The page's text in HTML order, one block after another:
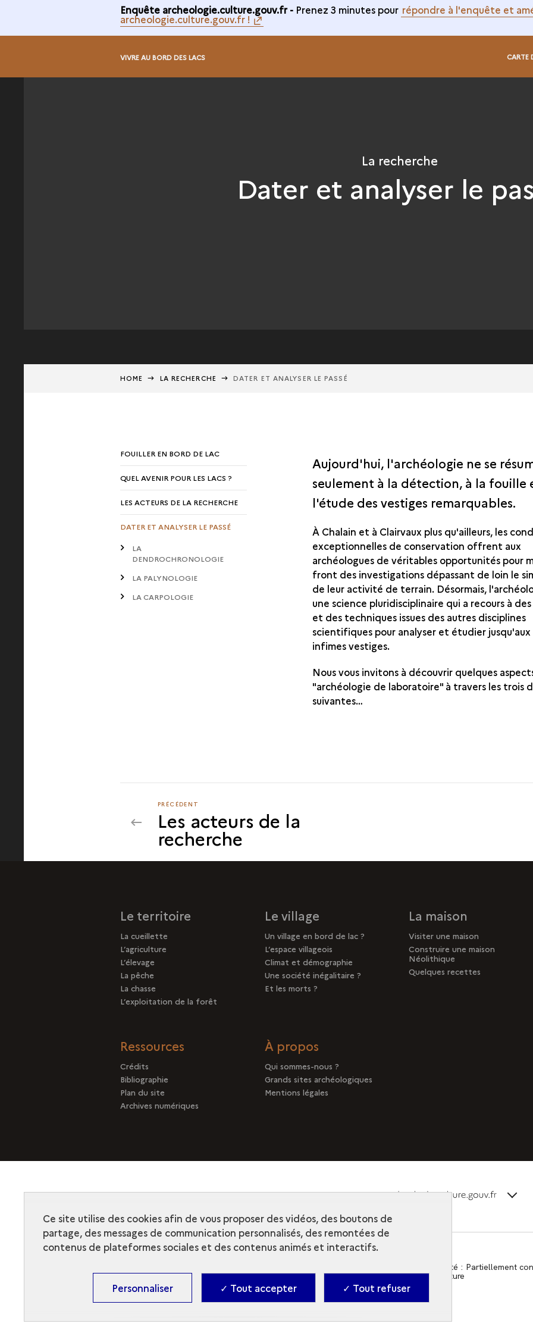
Enquête archeologie.culture.gouv.fr - Prenez 3 minutes pour répondre à l'enquête et
archeologie.culture.gouv.fr !
VIVRE AU BORD DES LACS CARTE
La recherche
Dater et analyser le
HOME LA RECHERCHE DATER ET ANALYSER LE PASSÉ
FOUILLER EN BORD DE LAC
QUEL AVENIR POUR LES LACS ?
LES ACTEURS DE LA RECHERCHE
DATER ET ANALYSER LE PASSÉ
LA
DENDROCHRONOLOGIE
LA PALYNOLOGIE
LA CARPOLOGIE
Aujourd'hui, l'archéologie ne se
seulement à la détection, à la fouille
l'étude des vestiges remarquables.
À Chalain et à Clairvaux plus qu'ailleurs, les
exceptionnelles de conservation offrent aux
archéologues de véritables opportunités pour
front des investigations dépassant de loin le
de leur activité de terrain. Désormais,
une science pluridisciplinaire qui a recours à
et des techniques issues des autres disciplines
scientifiques pour analyser et étudier jusqu'aux
infimes vestiges.
Nous vous invitons à découvrir quelques
"archéologie de laboratoire" à travers les trois
suivantes…
PRÉCÉDENT
PRÉCÉDENT
Les acteurs de la
recherche
Le territoire
La cueillette
L’agriculture
L’élevage
La pêche
La chasse
L’exploitation de la forêt
Le village
Un village en bord de lac ?
L’espace villageois
Climat et démographie
Une société inégalitaire ?
Et les morts ?
La maison
Visiter une maison
Construire une maison
Néolithique
Quelques recettes
Ressources
Crédits
Bibliographie
Plan du site
Archives numériques
À propos
Qui sommes-nous ?
Grands sites archéologiques
Mentions légales
Découvrir la collection
Accessibilité : Partiellement
-
Ministère de la Culture
Ce site utilise des cookies afin de vous proposer des vidéos, des boutons de
partage, des messages de communication personnalisés, des remontées de
contenus de plateformes sociales et des contenus animés et interactifs.
Personnaliser ✓ Tout accepter ✓ Tout refuser